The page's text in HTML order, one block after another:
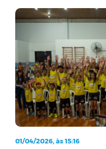
01/04/2026, às 15:16